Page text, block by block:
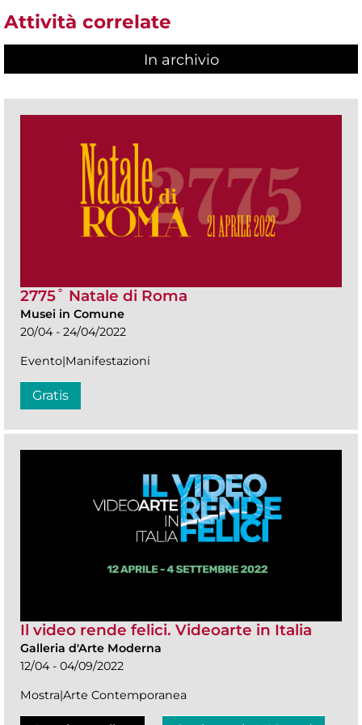
Attività correlate
In archivio
2775˚ Natale di Roma
Musei in Comune
20/04 - 24/04/2022
Evento|Manifestazioni
Gratis
Il video rende felici. Videoarte in Italia
Galleria d'Arte Moderna
12/04 - 04/09/2022
Mostra|Arte Contemporanea